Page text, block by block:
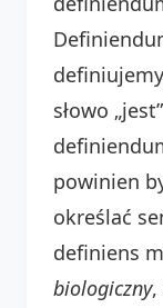
słowo
powinien
określać
definiens
biologiczny,